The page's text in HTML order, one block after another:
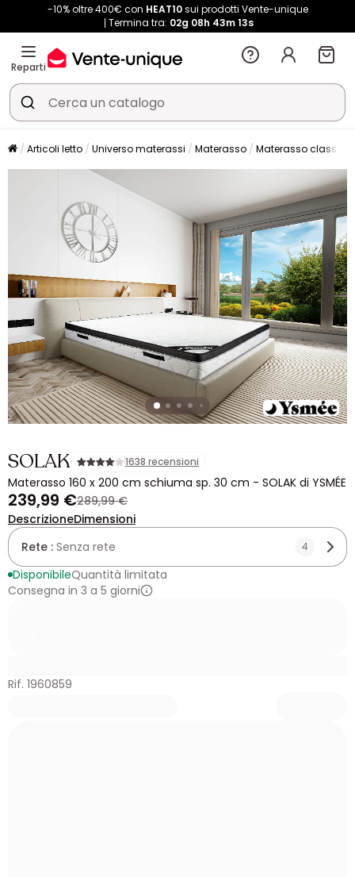
-10% oltre 400€ con HEAT10sui prodotti Vente-unique
Termina tra: 02g 08h 43m 12s
Reparti
Articoli letto Universo materassi Materasso Materasso classico
SOLAK 1638 recensioni
Materasso 160 x 200 cm schiuma sp. 30 cm - SOLAK di YSMÉE
239,99 €289,99 €
DescrizioneDimensioni
Rete : Senza rete 4
DisponibileQuantità limitata
Consegna in 3 a 5 giorni
Rif. 1960859